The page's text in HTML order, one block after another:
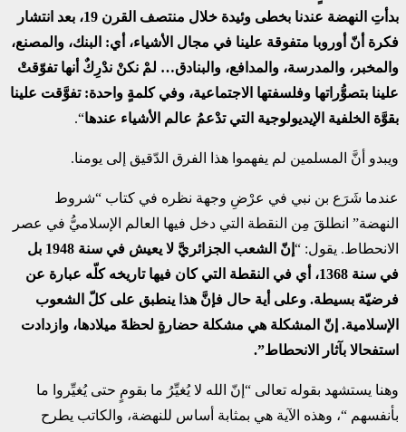
بدأتِ النهضة عندنا بخطى وئيدة خلال منتصف القرن 19، بعد انتشار
فكرة أنّ أوروبا متفوقة علينا في مجال الأشياء، أي: البنك، والمصنع،
والمخبر، والمدرسة، والمدافع، والبنادق… لمْ نكنْ ندْرِكٌ أنها تفوّقتْ
علينا بتصوُّراتها وفلسفتها الاجتماعية، وفي كلمةٍ واحدة: تفوَّقت علينا
بقوَّة الخلفية الإيديولوجية التي تدْعمُ عالم الأشياء عندها“.
ويبدو أنَّ المسلمين لم يفهموا هذا الفرق الدّقيق إلى يومنا.
عندما شَرَع بن نبي في عرْضِ وجهة نظره في كتاب “شروط
النهضة” انطلقَ مِن النقطة التي دخل فيها العالم الإسلاميُّ في عصر
الانحطاط. يقول: “
إنّ الشعب الجزائريَّ لا يعيش في سنة 1948 بل
في سنة 1368، أي في النقطة التي كان فيها تاريخه كلّه عبارة عن
فرضيّة بسيطة. وعلى أية حال فإنَّ هذا ينطبق على كلّ الشعوب
الإسلامية. إنّ المشكلة هي مشكلة حضارةٍ لحظةَ ميلادها، وازدادت
استفحالا بآثار الانحطاط”.
وهنا يستشهد بقوله تعالى “إنّ الله لا يُغيِّرُ ما بقومٍ حتى يُغيِّروا ما
بأنفسهم “، وهذه الآية هي بمثابة أساس للنهضة، والكاتب يطرح